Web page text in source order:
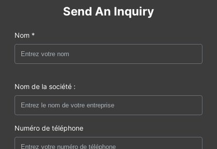
Send An Inquiry
Nom *
Nom de la société :
Numéro de téléphone